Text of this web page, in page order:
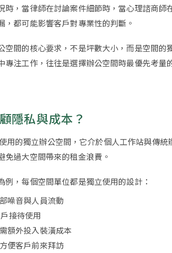
時，當律師在討論案件細節時，當心理諮商師
，都可能影響客戶對專業性的判斷。
空間的核心要求，不是坪數大小，而是空間的
專注工作，往往是選擇辦公空間時最優先考量
隱私與成本？
用的獨立辦公空間，它介於個人工作站與傳統
免過大空間帶來的租金浪費。
，每個空間單位都是獨立使用的設計：
噪音與人員流動
接待使用
額外投入裝潢成本
便客戶前來拜訪